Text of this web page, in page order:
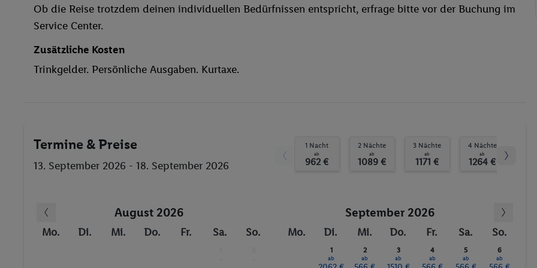
Bar
WLAN
Hallenbad
Kinderpool/-bereich
Wasseraerobic
Motorboot
Tauchen
Wellenreiten
Windsurfen
Fitness-Studio
Bogenschießen
Basketball
Beach-Volleyball
Boccia
Golf
Ob die Reise trotzdem deinen individuellen Bedürfnissen entspricht, erfrage bitte vor der Buchung im
Service Center.
Zusätzliche Kosten
Trinkgelder. Persönliche Ausgaben. Kurtaxe.
Termine & Preise
13. September 2026 - 18. September 2026
1 Nacht
ab
962 €
2 Nächte
ab
1089 €
3 Nächte
ab
1171 €
4 Nächte
ab
1264 €
August 2026 September 2026
Mo. Di. Mi. Do. Fr. Sa. So. Mo. Di. Mi. Do. Fr. Sa. So.
1
ab
2
ab
3
ab
4
ab
5
ab
6
ab